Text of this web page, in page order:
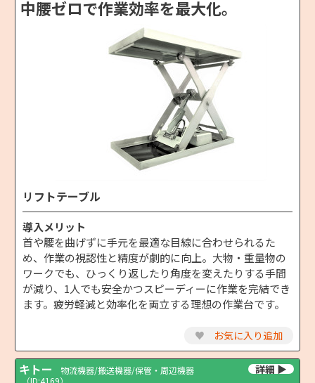
中腰ゼロで作業効率を最大化。
リフトテーブル
導入メリット
首や腰を曲げずに手元を最適な目線に合わせられるた
め、作業の視認性と精度が劇的に向上。大物・重量物の
ワークでも、ひっくり返したり角度を変えたりする手間
が減り、1人でも安全かつスピーディーに作業を完結でき
ます。疲労軽減と効率化を両立する理想の作業台です。
♥ お気に入り追加
キトー
物流機器/搬送機器/保管・周辺機器
（ID:4169）